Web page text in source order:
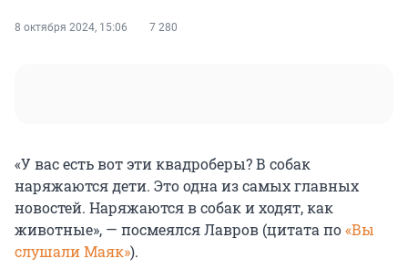
8 октября 2024, 15:06 7 280
«У вас есть вот эти квадроберы? В собак
наряжаются дети. Это одна из самых главных
новостей. Наряжаются в собак и ходят, как
животные», — посмеялся Лавров (цитата по«Вы
слушали Маяк»).